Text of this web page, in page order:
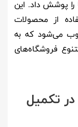
پوشش داد. این
از محصولات
می‌شود که به
فروشگاه‌های
تکمیل